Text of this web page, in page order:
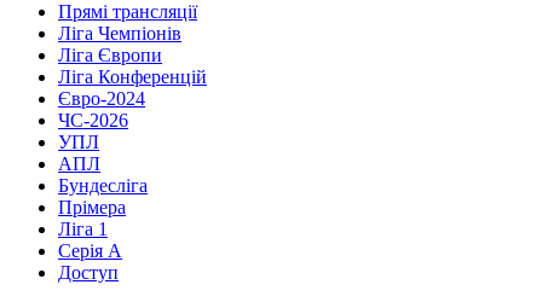
Прямі трансляції
Ліга Чемпіонів
Ліга Європи
Ліга Конференцій
Євро-2024
ЧС-2026
УПЛ
АПЛ
Бундесліга
Прімера
Ліга 1
Серія А
Доступ